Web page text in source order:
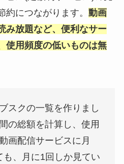
につながります。 動画
み放題など、便利なサー
使用頻度の低いものは無
スクの一覧を作りまし
の総額を計算し、使用
画配信サービスに月
、月に1回しか見てい